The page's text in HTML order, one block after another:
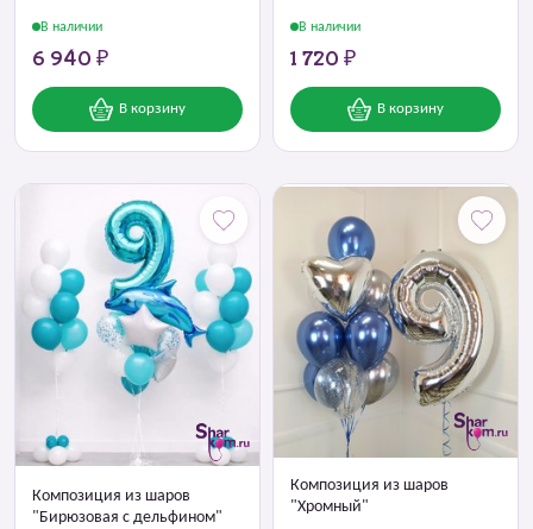
В наличии
6 940 ₽
В корзину
В наличии
1 720 ₽
В корзину
Композиция из шаров
"Бирюзовая с дельфином"
Композиция из шаров
"Хромный"